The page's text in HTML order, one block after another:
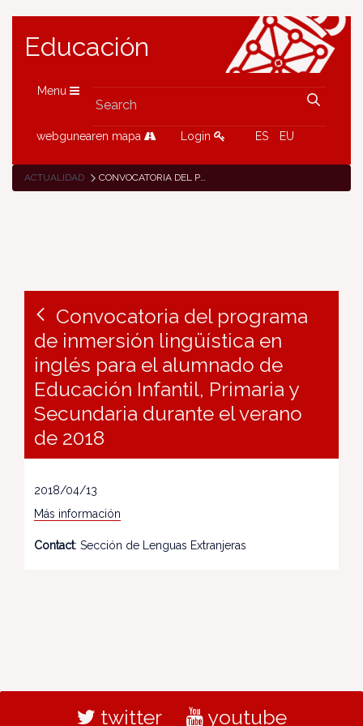
Educación
Menu
webgunearen mapa Login ES EU
ACTUALIDAD CONVOCATORIA DEL PROGRAMA DE INMERSIÓN LINGÜÍSTICA EN INGLÉS PARA EL ALUMNADO DE EDUCACIÓN INFANTIL, PRIMARIA Y SECUNDARIA DURANTE EL VERANO DE 2018
Convocatoria del programa
de inmersión lingüística en
inglés para el alumnado de
Educación Infantil, Primaria y
Secundaria durante el verano
de 2018
2018/04/13
Más información
Contact: Sección de Lenguas Extranjeras
twitter youtube